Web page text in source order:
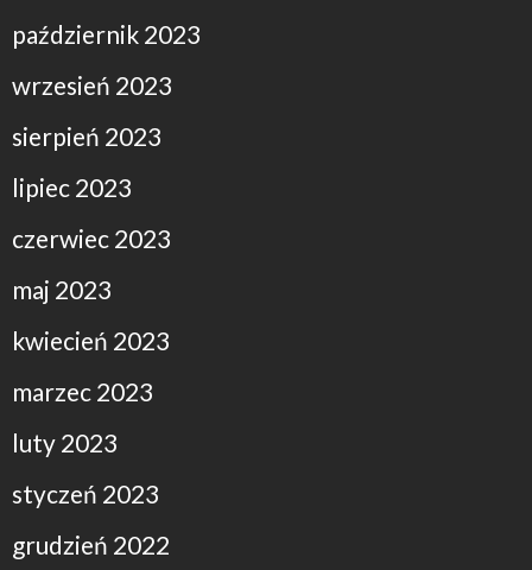
październik 2023
wrzesień 2023
sierpień 2023
lipiec 2023
czerwiec 2023
maj 2023
kwiecień 2023
marzec 2023
luty 2023
styczeń 2023
grudzień 2022